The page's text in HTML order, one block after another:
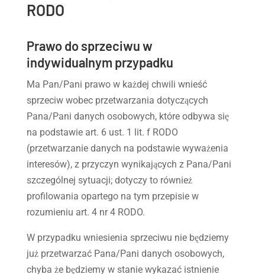
RODO
Prawo do sprzeciwu w
indywidualnym przypadku
Ma Pan/Pani prawo w każdej chwili wnieść
sprzeciw wobec przetwarzania dotyczących
Pana/Pani danych osobowych, które odbywa się
na podstawie art. 6 ust. 1 lit. f RODO
(przetwarzanie danych na podstawie wyważenia
interesów), z przyczyn wynikających z Pana/Pani
szczególnej sytuacji; dotyczy to również
profilowania opartego na tym przepisie w
rozumieniu art. 4 nr 4 RODO.
W przypadku wniesienia sprzeciwu nie będziemy
już przetwarzać Pana/Pani danych osobowych,
chyba że będziemy w stanie wykazać istnienie